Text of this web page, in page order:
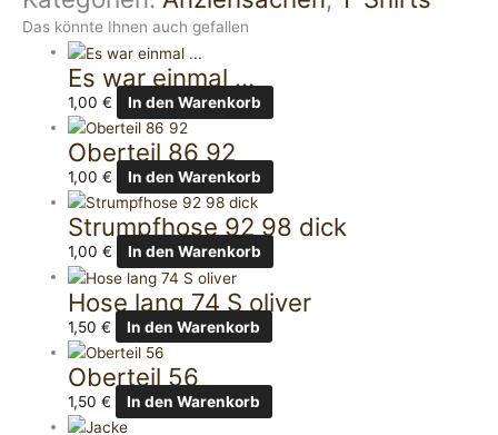
Das könnte Ihnen auch gefallen
Es war einmal …
1,00€ In den Warenkorb
Oberteil 86 92
1,00€ In den Warenkorb
Strumpfhose 92 98 dick
1,00€ In den Warenkorb
Hose lang 74 S oliver
1,50€ In den Warenkorb
Oberteil 56
1,50€ In den Warenkorb